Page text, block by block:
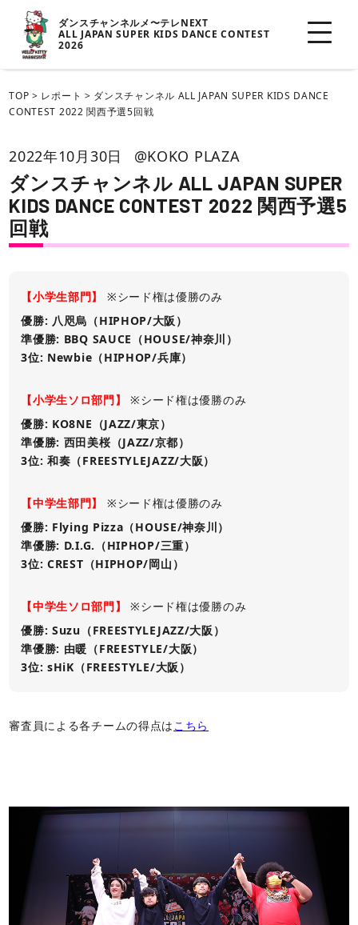
ダンスチャンネルメ〜テレNEXT
ALL JAPAN SUPER KIDS DANCE CONTEST
2026
TOP > レポート > ダンスチャンネル ALL JAPAN SUPER KIDS DANCE
CONTEST 2022 関西予選5回戦
2022年10月30日 @KOKO PLAZA
ダンスチャンネル ALL JAPAN SUPER
KIDS DANCE CONTEST 2022 関西予選5
回戦
【小学生部門】
※シード権は優勝のみ
優勝: 八咫烏（HIPHOP/大阪）
準優勝: BBQ SAUCE（HOUSE/神奈川）
3位: Newbie（HIPHOP/兵庫）
【小学生ソロ部門】
※シード権は優勝のみ
優勝: KO8NE（JAZZ/東京）
準優勝: 西田美桜（JAZZ/京都）
3位: 和奏（FREESTYLEJAZZ/大阪）
【中学生部門】
※シード権は優勝のみ
優勝: Flying Pizza（HOUSE/神奈川）
準優勝: D.I.G.（HIPHOP/三重）
3位: CREST（HIPHOP/岡山）
【中学生ソロ部門】
※シード権は優勝のみ
優勝: Suzu（FREESTYLEJAZZ/大阪）
準優勝: 由暖（FREESTYLE/大阪）
3位: sHiK（FREESTYLE/大阪）
審査員による各チームの得点はこちら